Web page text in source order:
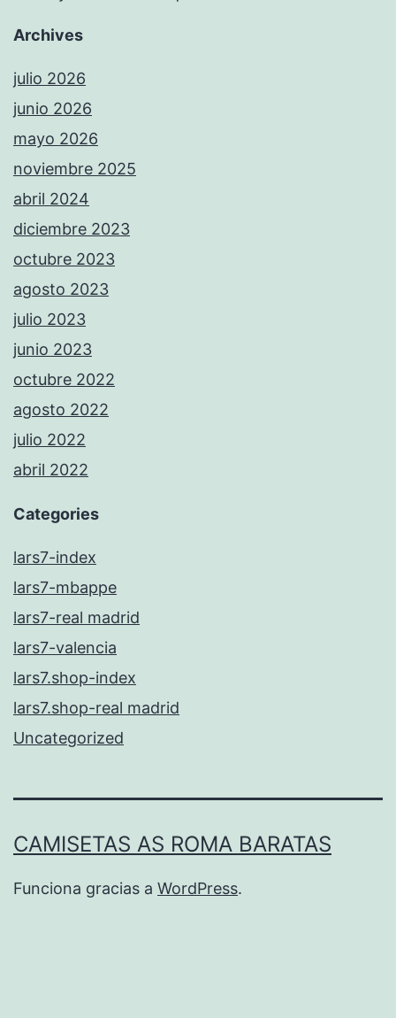
Archives
julio 2026
junio 2026
mayo 2026
noviembre 2025
abril 2024
diciembre 2023
octubre 2023
agosto 2023
julio 2023
junio 2023
octubre 2022
agosto 2022
julio 2022
abril 2022
Categories
lars7-index
lars7-mbappe
lars7-real madrid
lars7-valencia
lars7.shop-index
lars7.shop-real madrid
Uncategorized
CAMISETAS AS ROMA BARATAS
Funciona gracias a WordPress.